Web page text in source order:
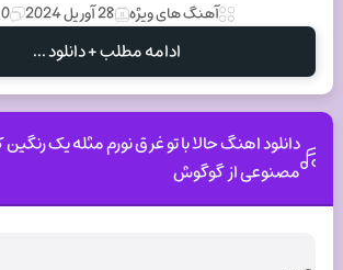
آهنگ های ویژه 28 آوریل 2024 0 نظر
ادامه مطلب + دانلود ...
دانلود اهنگ حالا با تو غرق نورم مثله یک
مصنوعی از گوگوش